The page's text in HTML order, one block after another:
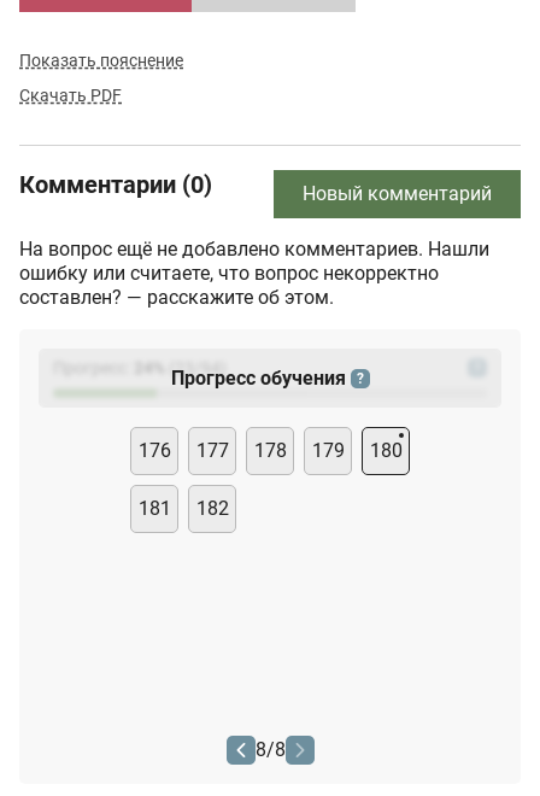
Показать пояснение
Скачать PDF
Комментарии (0) Новый комментарий
На вопрос ещё не добавлено комментариев. Нашли
ошибку или считаете, что вопрос некорректно
составлен? — расскажите об этом.
(23
Прогресс обучения ?
176 177 178 179 180
181 182
8/8